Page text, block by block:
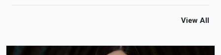
View All